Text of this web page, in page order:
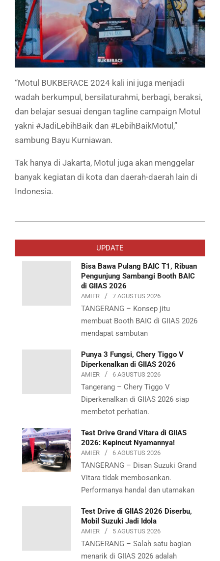
“Motul BUKBERACE 2024 kali ini juga menjadi
wadah berkumpul, bersilaturahmi, berbagi, beraksi,
dan belajar sesuai dengan tagline campaign Motul
yakni #JadiLebihBaik dan #LebihBaikMotul,”
sambung Bayu Kurniawan.
Tak hanya di Jakarta, Motul juga akan menggelar
banyak kegiatan di kota dan daerah-daerah lain di
Indonesia.
04-
UPDATE
Bisa Bawa Pulang BAIC T1, Ribuan
Pengunjung Sambangi Booth BAIC
di GIIAS 2026
AMIER 7 AGUSTUS 2026
TANGERANG – Konsep jitu
membuat Booth BAIC di GIIAS 2026
mendapat sambutan
Punya 3 Fungsi, Chery Tiggo V
Diperkenalkan di GIIAS 2026
AMIER 6 AGUSTUS 2026
Tangerang – Chery Tiggo V
Diperkenalkan di GIIAS 2026 siap
membetot perhatian.
Test Drive Grand Vitara di GIIAS
2026: Kepincut Nyamannya!
AMIER 6 AGUSTUS 2026
TANGERANG – Disan Suzuki Grand
Vitara tidak membosankan.
Performanya handal dan utamakan
Test Drive di GIIAS 2026 Diserbu,
Mobil Suzuki Jadi Idola
AMIER 5 AGUSTUS 2026
TANGERANG – Salah satu bagian
menarik di GIIAS 2026 adalah